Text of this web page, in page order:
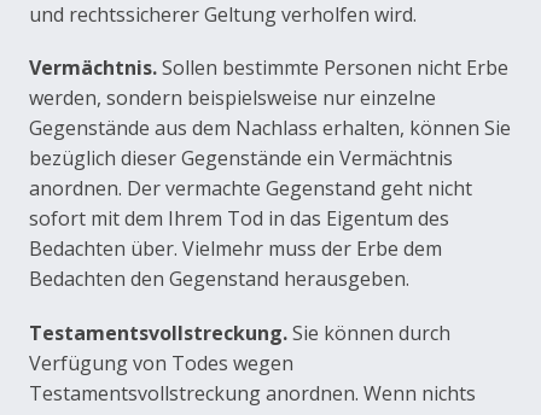
und rechtssicherer Geltung verholfen wird.
Vermächtnis.Sollen bestimmte Personen nicht Erbe
werden, sondern beispielsweise nur einzelne
Gegenstände aus dem Nachlass erhalten, können Sie
bezüglich dieser Gegenstände ein Vermächtnis
anordnen. Der vermachte Gegenstand geht nicht
sofort mit dem Ihrem Tod in das Eigentum des
Bedachten über. Vielmehr muss der Erbe dem
Bedachten den Gegenstand herausgeben.
Testamentsvollstreckung.Sie können durch
Verfügung von Todes wegen
Testamentsvollstreckung anordnen. Wenn nichts